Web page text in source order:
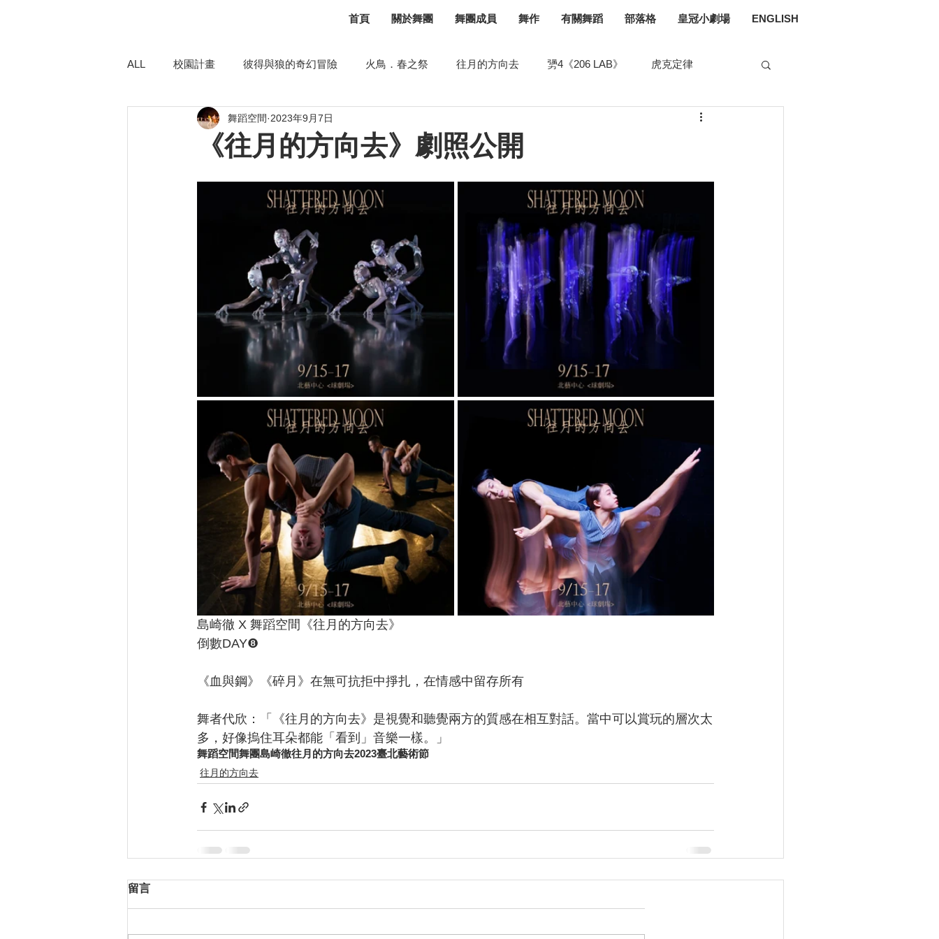
首頁 關於舞團 舞團成員 舞作 有關舞蹈 部落格 皇冠小劇場 ENGLISH
ALL 校園計畫 彼得與狼的奇幻冒險 火鳥．春之祭 往月的方向去 勥4《206 LAB》 虎克定律
異托邦喧嘩．沉默不再 勥3《談彈》
《往月的方向去》劇照公開
舞蹈空間 2023年9月7日
島崎徹 X 舞蹈空間《往月的方向去》
倒數DAY❽
《血與鋼》《碎月》在無可抗拒中掙扎，在情感中留存所有
舞者代欣：「《往月的方向去》是視覺和聽覺兩方的質感在相互對話。當中可以賞玩的層次太
多，好像摀住耳朵都能「看到」音樂一樣。」
舞蹈空間舞團島崎徹往月的方向去2023臺北藝術節
往月的方向去
留言